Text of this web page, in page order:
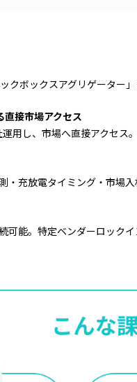
クボックスアグリゲーター
接市場アクセス
用し、市場へ直接アクセス
・充放電タイミング・市場
可能。特定ベンダーロック